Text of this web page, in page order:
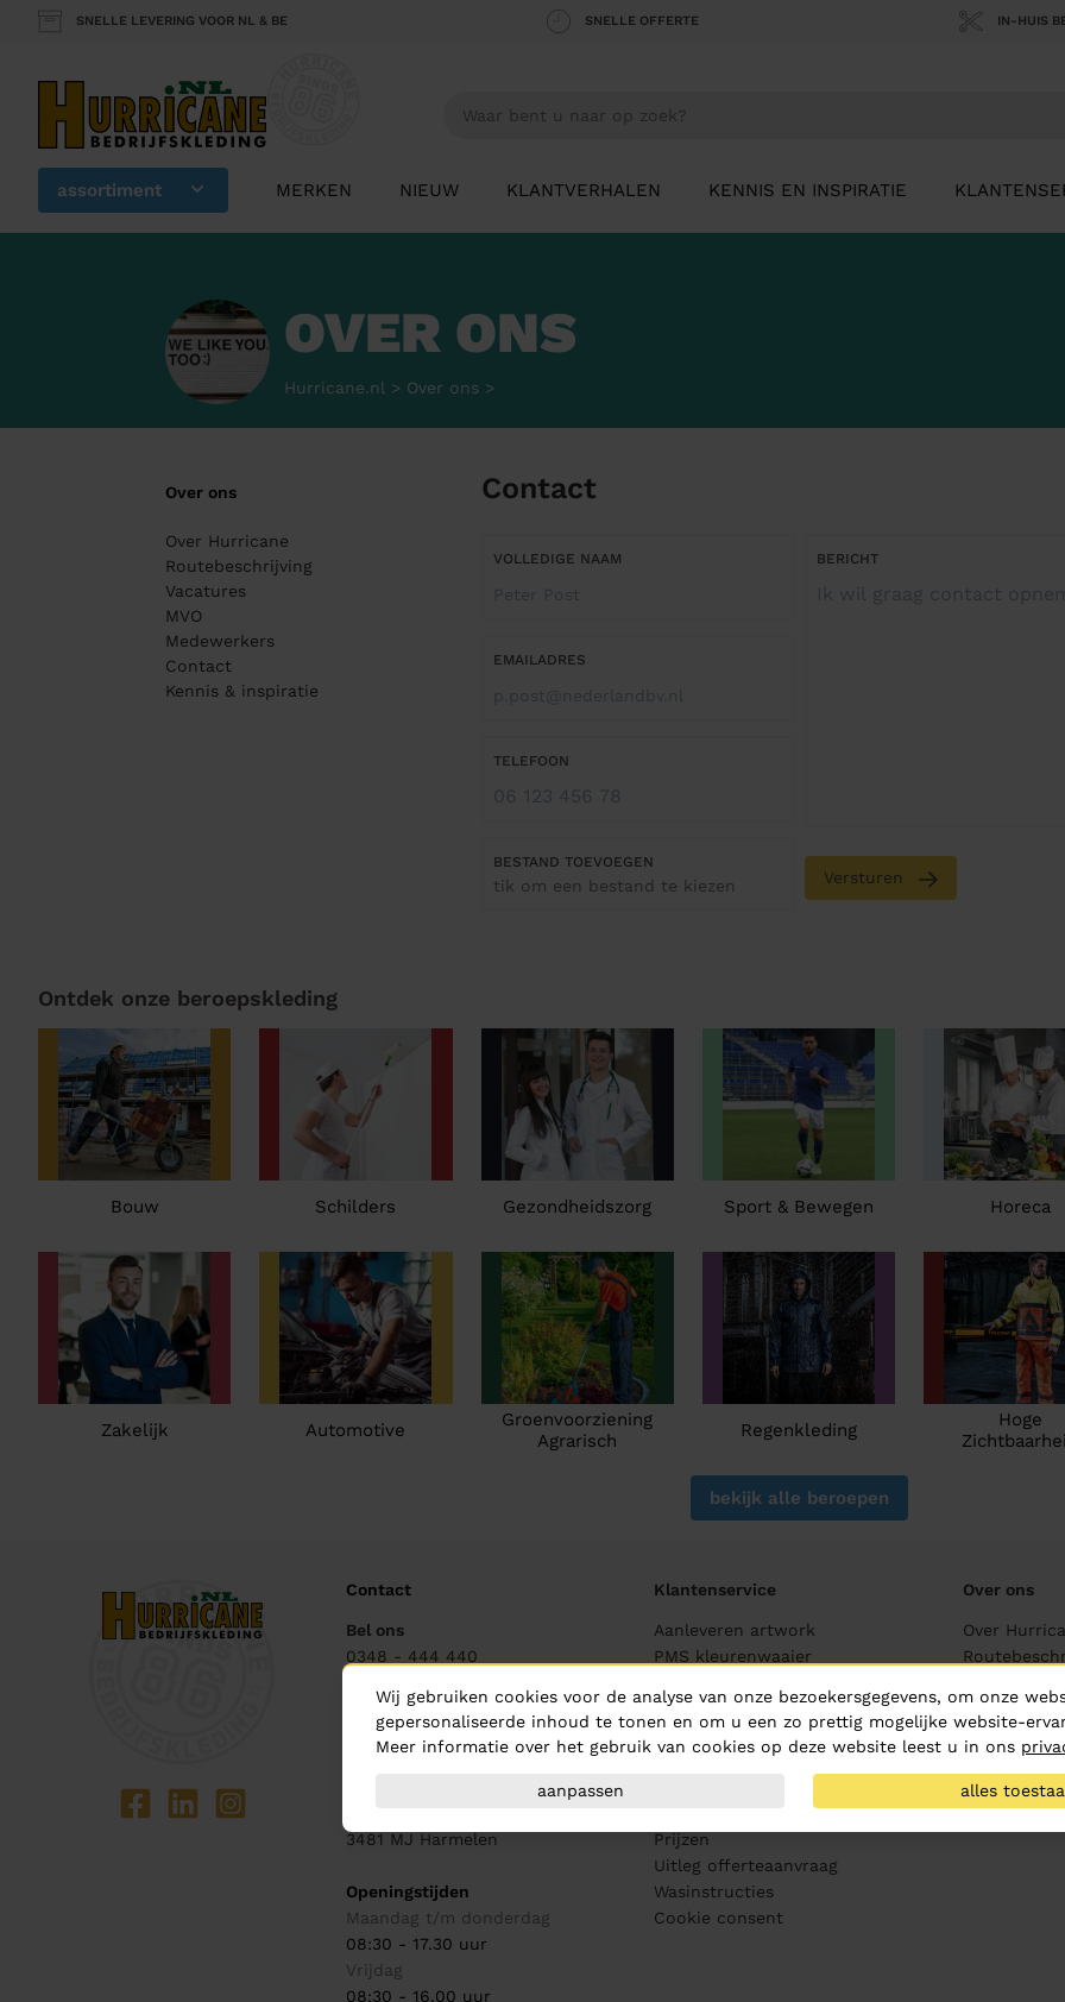
SNELLE LEVERING VOOR NL & BE SNELLE OFFERTE IN-HUIS
assortiment MERKEN NIEUW KLANTVERHALEN KENNIS EN INSPIRATIE
OVER ONS
Hurricane.nl > Over ons>
Over ons
Over Hurricane
Routebeschrijving
Vacatures
MVO
Medewerkers
Contact
Kennis & inspiratie
Contact
VOLLEDIGE NAAM
EMAILADRES
TELEFOON
BESTAND TOEVOEGEN
tik om een bestand te kiezen
BERICHT
Versturen
Ontdek onze beroepskleding
Bouw Schilders Gezondheidszorg Sport & Bewegen Horeca
Zakelijk Automotive
Groenvoorziening
Agrarisch
Regenkleding
Hoge
bekijk alle beroepen
Contact
Bel ons
0348 - 444 440
Mail ons
info@hurricane.nl
3481 MJ Harmelen
Openingstijden
Maandag t/m donderdag
08:30 - 17.30 uur
Vrijdag
08:30 - 16.00 uur
Klantenservice
Aanleveren artwork
PMS kleurenwaaier
Drukproeven
Bewerkingen
Veelgestelde vragen
Prijzen
Uitleg offerteaanvraag
Wasinstructies
Cookie consent
Over ons
Over
MVO
Medewerkers
Contact
Kennis &
Wij gebruiken cookies voor de analyse van onze bezoekersgegevens, om onze
gepersonaliseerde inhoud te tonen en om u een zo prettig mogelijke website-
Meer informatie over het gebruik van cookies op deze website leest u in ons
aanpassen alles